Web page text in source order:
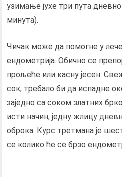
узимање јухе три пута
минута).
Чичак може да помогне у
ендометрија. Обично се
прољеће или касну јесен.
сок, требало би да испадне
заједно са соком златних
исти начин, једну жлицу
оброка. Курс третмана је
се колико ће се брзо